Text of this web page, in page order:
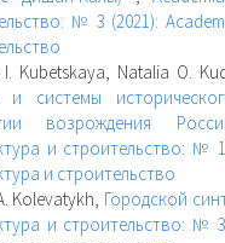
№ 3 (2021):
Kubetskaya, Natalia O.
и системы
возрождения
и строительство: №
и строительство
Kolevatykh, Городской
и строительство: №